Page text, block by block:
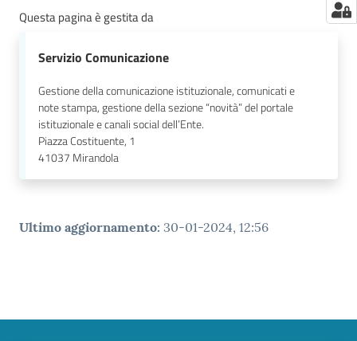
Questa pagina è gestita da
Servizio Comunicazione
Gestione della comunicazione istituzionale, comunicati e
note stampa, gestione della sezione “novità” del portale
istituzionale e canali social dell’Ente.
Piazza Costituente, 1
41037 Mirandola
Ultimo aggiornamento: 30-01-2024, 12:56